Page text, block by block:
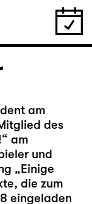
am
des
am
und
„Einige
die zum
eingeladen